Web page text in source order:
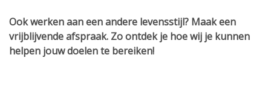
Ook werken aan een andere levensstijl? Maak een
vrijblijvende afspraak. Zo ontdek je hoe wij je kunnen
helpen jouw doelen te bereiken!